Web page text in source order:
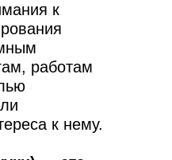
к
работам
к нему.